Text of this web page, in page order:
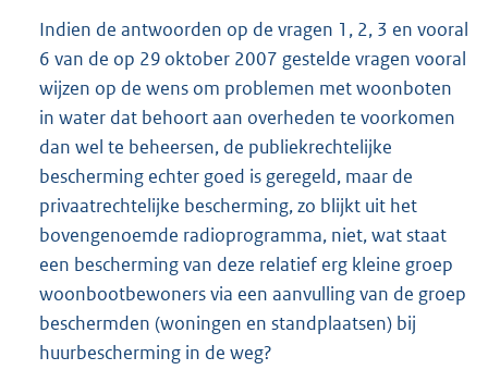
Indien de antwoorden op de vragen 1, 2, 3 en vooral
6 van de op 29 oktober 2007 gestelde vragen vooral
wijzen op de wens om problemen met woonboten
in water dat behoort aan overheden te voorkomen
dan wel te beheersen, de publiekrechtelijke
bescherming echter goed is geregeld, maar de
privaatrechtelijke bescherming, zo blijkt uit het
bovengenoemde radioprogramma, niet, wat staat
een bescherming van deze relatief erg kleine groep
woonbootbewoners via een aanvulling van de groep
beschermden (woningen en standplaatsen) bij
huurbescherming in de weg?